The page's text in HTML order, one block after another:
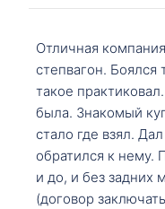
Отличная
степвагон. Боялся
такое
была. Знакомый
стало где взял.
обратился к нему.
и до, и без задних
(договор